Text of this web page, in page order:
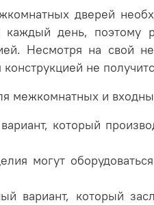
дверей
каждый день,
Несмотря на свой
не
межкомнатных и
который
могут
вариант, который